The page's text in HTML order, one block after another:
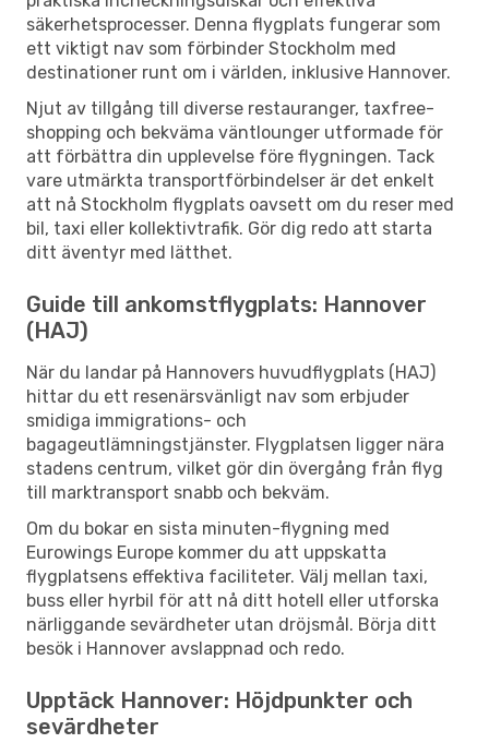
säkerhetsprocesser. Denna flygplats fungerar som
ett viktigt nav som förbinder Stockholm med
destinationer runt om i världen, inklusive Hannover.
Njut av tillgång till diverse restauranger, taxfree-
shopping och bekväma väntlounger utformade för
att förbättra din upplevelse före flygningen. Tack
vare utmärkta transportförbindelser är det enkelt
att nå Stockholm flygplats oavsett om du reser med
bil, taxi eller kollektivtrafik. Gör dig redo att starta
ditt äventyr med lätthet.
Guide till ankomstflygplats: Hannover
(HAJ)
När du landar på Hannovers huvudflygplats (HAJ)
hittar du ett resenärsvänligt nav som erbjuder
smidiga immigrations- och
bagageutlämningstjänster. Flygplatsen ligger nära
stadens centrum, vilket gör din övergång från flyg
till marktransport snabb och bekväm.
Om du bokar en sista minuten-flygning med
Eurowings Europe kommer du att uppskatta
flygplatsens effektiva faciliteter. Välj mellan taxi,
buss eller hyrbil för att nå ditt hotell eller utforska
närliggande sevärdheter utan dröjsmål. Börja ditt
besök i Hannover avslappnad och redo.
Upptäck Hannover: Höjdpunkter och
sevärdheter